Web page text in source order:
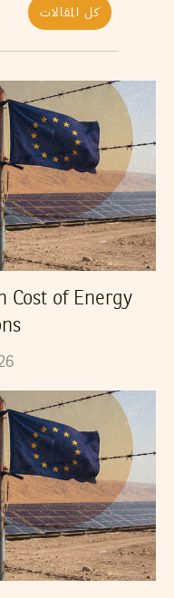
كل المقالات
Cost of Energy